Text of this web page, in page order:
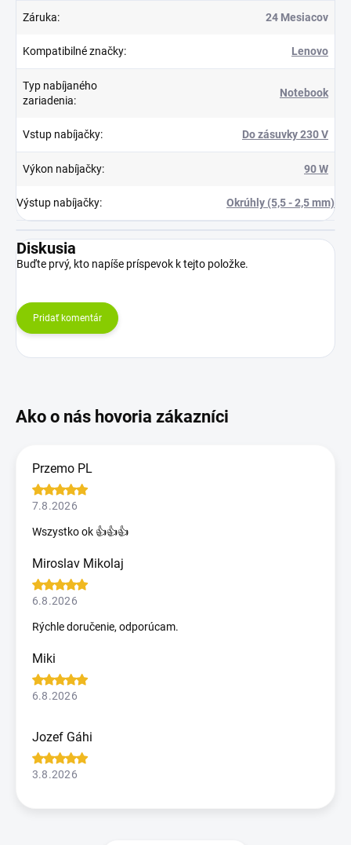
Záruka: 24 Mesiacov
Kompatibilné značky: Lenovo
Typ nabíjaného
zariadenia:
Notebook
Vstup nabíjačky: Do zásuvky 230 V
Výkon nabíjačky: 90 W
Výstup nabíjačky: Okrúhly (5,5 - 2,5 mm)
Diskusia
Buďte prvý, kto napíše príspevok k tejto položke.
Pridať komentár
Przemo PL
7.8.2026
Wszystko ok 👍👍👍
Miroslav Mikolaj
6.8.2026
Rýchle doručenie, odporúcam.
Miki
6.8.2026
Jozef Gáhi
3.8.2026